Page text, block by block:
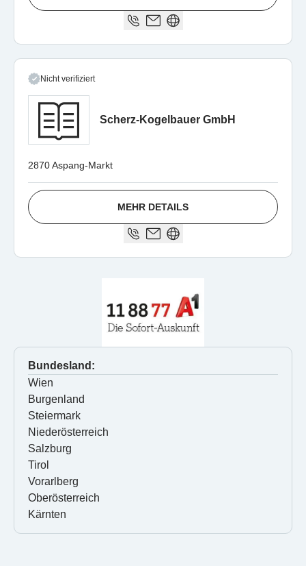
Nicht verifiziert
Scherz-Kogelbauer GmbH
2870 Aspang-Markt
MEHR DETAILS
Bundesland:
Wien
Burgenland
Steiermark
Niederösterreich
Salzburg
Tirol
Vorarlberg
Oberösterreich
Kärnten